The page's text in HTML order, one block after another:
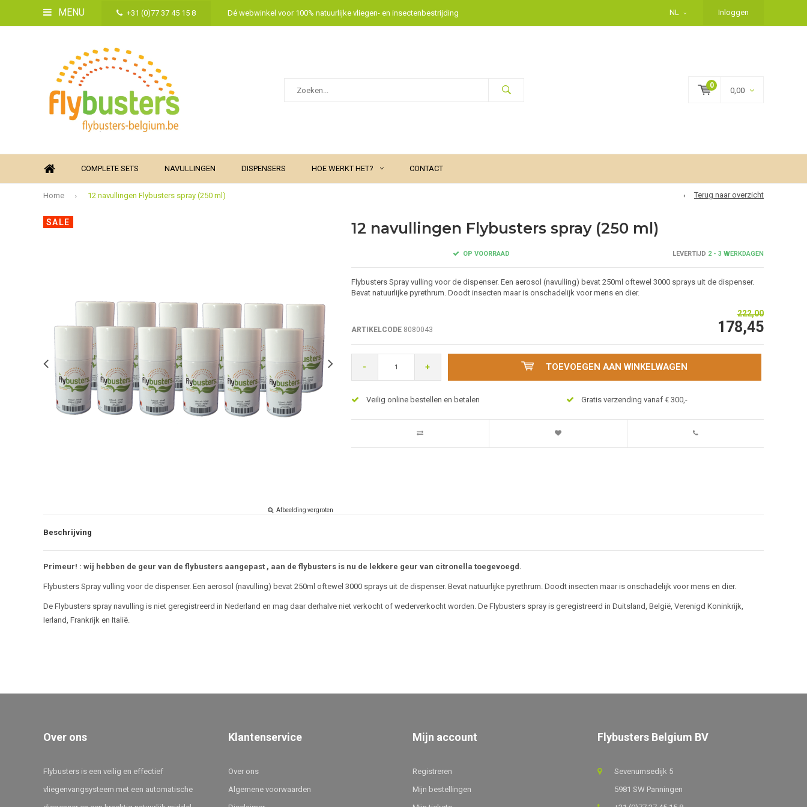
MENU +31 (0)77 37 45 15 8 Dé webwinkel voor 100% natuurlijke vliegen- en insectenbestrijding NL Inloggen
0
0,00
COMPLETE SETS NAVULLINGEN DISPENSERS HOE WERKT HET? CONTACT
Home 12 navullingen Flybusters spray (250 ml) Terug naar overzicht
SALE
Afbeelding vergroten
12 navullingen Flybusters spray (250 ml)
OP VOORRAAD LEVERTIJD 2 - 3 WERKDAGEN
Flybusters Spray vulling voor de dispenser. Een aerosol (navulling) bevat 250ml oftewel 3000 sprays uit de dispenser.
Bevat natuurlijke pyrethrum. Doodt insecten maar is onschadelijk voor mens en dier.
ARTIKELCODE8080043
222,00
178,45
- + TOEVOEGEN AAN WINKELWAGEN
Veilig online bestellen en betalen Gratis verzending vanaf € 300,-
Beschrijving
Primeur! : wij hebben de geur van de flybusters aangepast , aan de flybusters is nu de lekkere geur van citronella toegevoegd.
Flybusters Spray vulling voor de dispenser. Een aerosol (navulling) bevat 250ml oftewel 3000 sprays uit de dispenser. Bevat natuurlijke pyrethrum. Doodt insecten maar is onschadelijk voor mens en dier.
De Flybusters spray navulling is niet geregistreerd in Nederland en mag daar derhalve niet verkocht of wederverkocht worden. De Flybusters spray is geregistreerd in Duitsland, België, Verenigd Koninkrijk,
Ierland, Frankrijk en Italië.
Over ons
Flybusters is een veilig en effectief
vliegenvangsysteem met een automatische
Klantenservice
Over ons
Algemene voorwaarden
Mijn account
Registreren
Mijn bestellingen
Flybusters Belgium BV
Sevenumsedijk 5
5981 SW Panningen